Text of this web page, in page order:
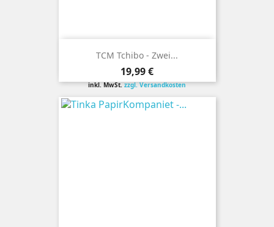
TCM Tchibo - Zwei...
Preis
19,99 €
inkl. MwSt.zzgl. Versandkosten